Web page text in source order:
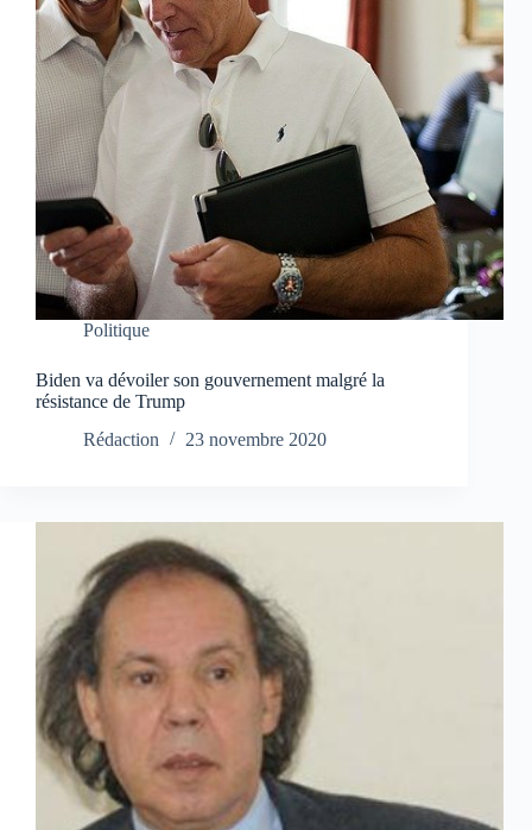
Politique
Biden va dévoiler son gouvernement malgré la
résistance de Trump
Rédaction
23 novembre 2020